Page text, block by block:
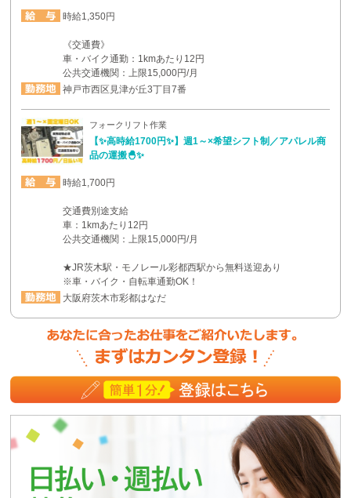
時給1,350円
《交通費》
車・バイク通勤：1kmあたり12円
公共交通機関：上限15,000円/月
神戸市西区見津が丘3丁目7番
フォークリフト作業
【✨高時給1700円✨】週1～×希望シフト制／アパレル商
品の運搬🐣✨
時給1,700円
交通費別途支給
車：1kmあたり12円
公共交通機関：上限15,000円/月
★JR茨木駅・モノレール彩都西駅から無料送迎あり
※車・バイク・自転車通勤OK！
大阪府茨木市彩都はなだ